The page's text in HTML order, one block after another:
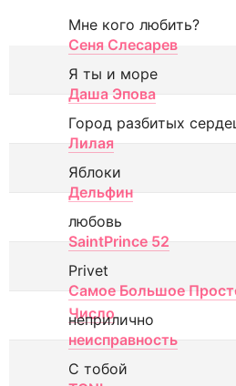
Мне кого любить?
Сеня Слесарев
Я ты и море
Даша Эпова
Город разбитых
Лилая
Яблоки
Дельфин
любовь
SaintPrince 52
Privet
Самое Большое
Число
неприлично
неисправность
С тобой